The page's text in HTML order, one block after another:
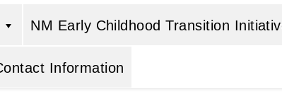
NM Early Childhood Transition
Information